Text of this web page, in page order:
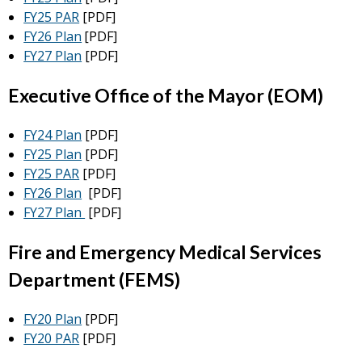
FY25 PAR [PDF]
FY26 Plan [PDF]
FY27 Plan [PDF]
Executive Office of the Mayor (EOM)
FY24 Plan [PDF]
FY25 Plan [PDF]
FY25 PAR [PDF]
FY26 Plan [PDF]
FY27 Plan [PDF]
Fire and Emergency Medical Services
Department (FEMS)
FY20 Plan [PDF]
FY20 PAR [PDF]